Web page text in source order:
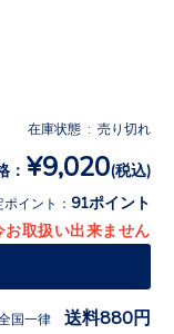
在庫状態 : 売り切れ
： ¥9,020(税込)
イント： 91ポイント
お取扱い出来ません
国一律 送料880円